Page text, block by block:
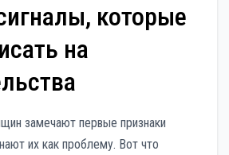
которые
на
замечают первые признаки
их как проблему. Вот что